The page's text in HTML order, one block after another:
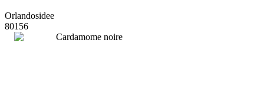
Orlandosidee
80156